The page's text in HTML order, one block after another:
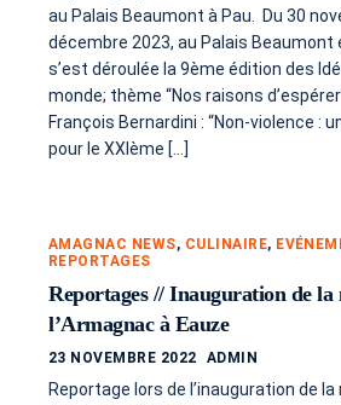
au Palais Beaumont à Pau. Du 30
décembre 2023, au Palais Beaumont
s’est déroulée la 9ème édition des
monde; thème “Nos raisons
François Bernardini : “Non-violence :
pour le XXIème […]
AMAGNAC NEWS, CULINAIRE,
REPORTAGES
Reportages // Inauguration de la
l’Armagnac à Eauze
23 NOVEMBRE 2022 ADMIN
Reportage lors de l’inauguration de la